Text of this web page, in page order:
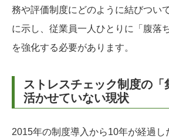
務や評価制度にどのように結びつい
に示し、従業員一人ひとりに「腹落
を強化する必要があります。
ストレスチェック制度の「
活かせていない現状
2015年の制度導入から10年が経過し